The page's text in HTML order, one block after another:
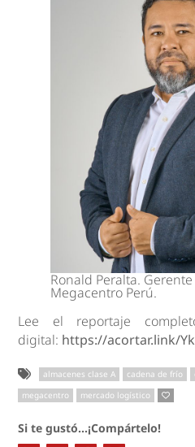
Ronald Peralta.
Megacentro Perú.
Lee el reportaje
digital: https://acortar.link/
almacenes clase A cadena de frío
megacentro
mercado logístico
Si te gustó...¡Compártelo!